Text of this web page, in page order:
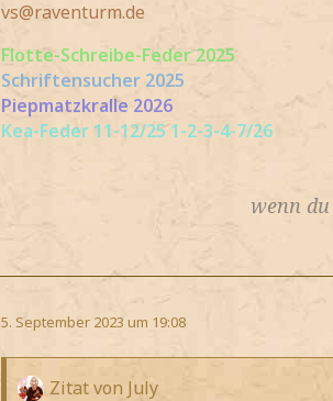
vs@raventurm.de
Flotte-Schreibe-Feder 2025
Schriftensucher 2025
Piepmatzkralle 2026
Kea-Feder 11-12/25 1-2-3-4-7/26
wenn
5. September 2023 um 19:08
Zitat von July